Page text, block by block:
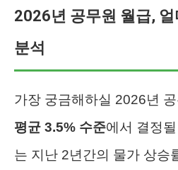
2026년 공무원 월급,
분석
가장 궁금해하실 2026년
평균 3.5% 수준에서 결정
는 지난 2년간의 물가 상승